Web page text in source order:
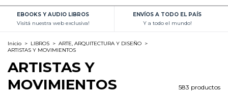
EBOOKS Y AUDIO LIBROS
Visitá nuestra web exclusiva!
ENVÍOS A TODO EL PAÍS
Y a todo el mundo!
Inicio > LIBROS > ARTE, ARQUITECTURA Y DISEÑO >
ARTISTAS Y MOVIMIENTOS
ARTISTAS Y
MOVIMIENTOS
583 productos